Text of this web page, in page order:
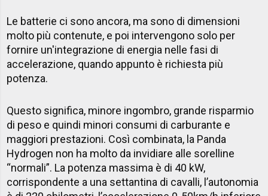
Le batterie ci sono ancora, ma sono di dimensioni
molto più contenute, e poi intervengono solo per
fornire un'integrazione di energia nelle fasi di
accelerazione, quando appunto è richiesta più
potenza.
Questo significa, minore ingombro, grande risparmio
di peso e quindi minori consumi di carburante e
maggiori prestazioni. Così combinata, la Panda
Hydrogen non ha molto da invidiare alle sorelline
“normali”. La potenza massima è di 40 kW,
corrispondente a una settantina di cavalli, l’autonomia